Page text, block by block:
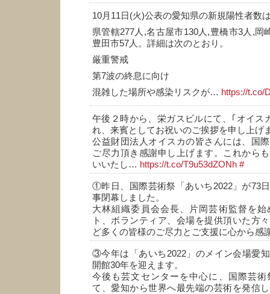
10月11日(火)公表の愛知県の新規陽性者数
県管轄277人,名古屋市130人,豊橋市3人,岡
豊田市57人。詳細は次のとおり。
厳重警戒
第7波の終息に向け
混雑した場所や感染リスクが… https://t.co/
午後２時から、栄ガスビルにて、｢オイス
れ、来賓としてお祝いのご挨拶を申し上げ
公益財団法人オイスカの皆さんには、国
ご尽力頂き感謝申し上げます。これから
いいたし… https://t.co/T9u53dZONh #
①昨日、国際芸術祭「あいち2022」が73
事閉幕しました。
大林組織委員会会長、片岡芸術監督を
ト、ボランティア、会場を提供頂いた方
ど多くの皆様のご尽力とご支援に心から感
③今年は「あいち2022」のメイン会場愛
開館30年を迎えます。
今後も芸文センターを中心に、国際芸
て、愛知から世界へ最先端の芸術を発信